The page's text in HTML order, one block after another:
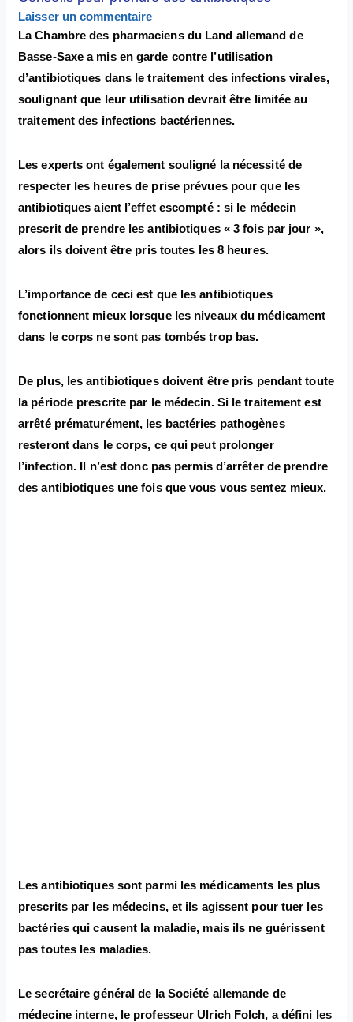
Laisser un commentaire
La Chambre des pharmaciens du Land allemand de
Basse-Saxe a mis en garde contre l’utilisation
d’antibiotiques dans le traitement des infections virales,
soulignant que leur utilisation devrait être limitée au
traitement des infections bactériennes.
Les experts ont également souligné la nécessité de
respecter les heures de prise prévues pour que les
antibiotiques aient l’effet escompté : si le médecin
prescrit de prendre les antibiotiques « 3 fois par jour »,
alors ils doivent être pris toutes les 8 heures.
L’importance de ceci est que les antibiotiques
fonctionnent mieux lorsque les niveaux du médicament
dans le corps ne sont pas tombés trop bas.
De plus, les antibiotiques doivent être pris pendant toute
la période prescrite par le médecin. Si le traitement est
arrêté prématurément, les bactéries pathogènes
resteront dans le corps, ce qui peut prolonger
l’infection. Il n’est donc pas permis d’arrêter de prendre
des antibiotiques une fois que vous vous sentez mieux.
Les antibiotiques sont parmi les médicaments les plus
prescrits par les médecins, et ils agissent pour tuer les
bactéries qui causent la maladie, mais ils ne guérissent
pas toutes les maladies.
Le secrétaire général de la Société allemande de
médecine interne, le professeur Ulrich Folch, a défini les